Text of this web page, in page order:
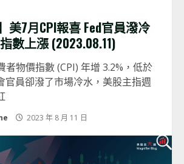
美7月CPI報喜 Fed官員潑冷
數上漲 (2023.08.11)
者物價指數 (CPI) 年增 3.2%，低於
官員卻潑了市場冷水，美股主指週
2023 年 8 月 11 日